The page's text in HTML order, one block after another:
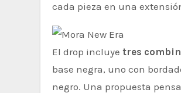
cada pieza en una
El drop incluye tres
base negra, uno con
negro. Una propuesta